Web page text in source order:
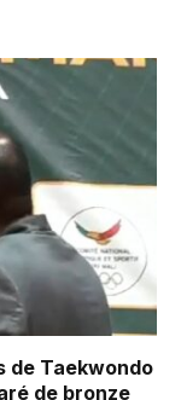
de Taekwondo
de bronze